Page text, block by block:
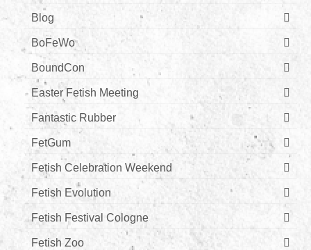
Blog
BoFeWo
BoundCon
Easter Fetish Meeting
Fantastic Rubber
FetGum
Fetish Celebration Weekend
Fetish Evolution
Fetish Festival Cologne
Fetish Zoo